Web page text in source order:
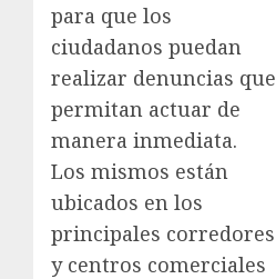
para que los
ciudadanos puedan
realizar denuncias que
permitan actuar de
manera inmediata.
Los mismos están
ubicados en los
principales corredores
y centros comerciales